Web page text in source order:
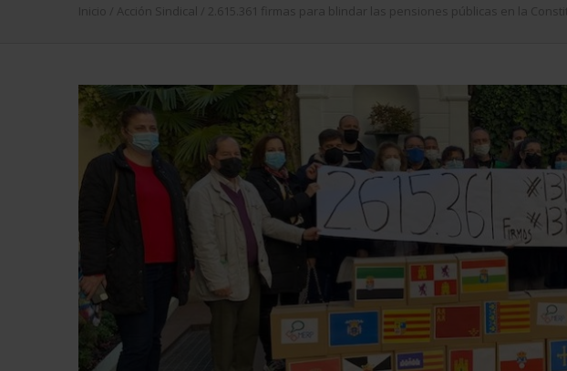
Inicio Acción Sindical 2.615.361 firmas para blindar las pensiones públicas en la